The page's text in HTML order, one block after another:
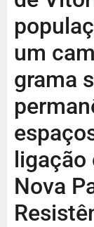
um
grama
ligação
Nova